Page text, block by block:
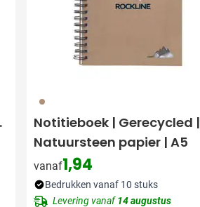
311
Notitieboek | Gerecycled |
Natuursteen papier | A5
vanaf1,94
Bedrukken vanaf 10 stuks
Levering vanaf14 augustus